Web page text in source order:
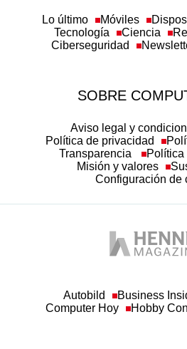
Tecnología
Ciencia
Ciberseguridad
Política de privacidad
Transparencia
Política
Misión y valores
Configuración de
Computer Hoy
Hobby